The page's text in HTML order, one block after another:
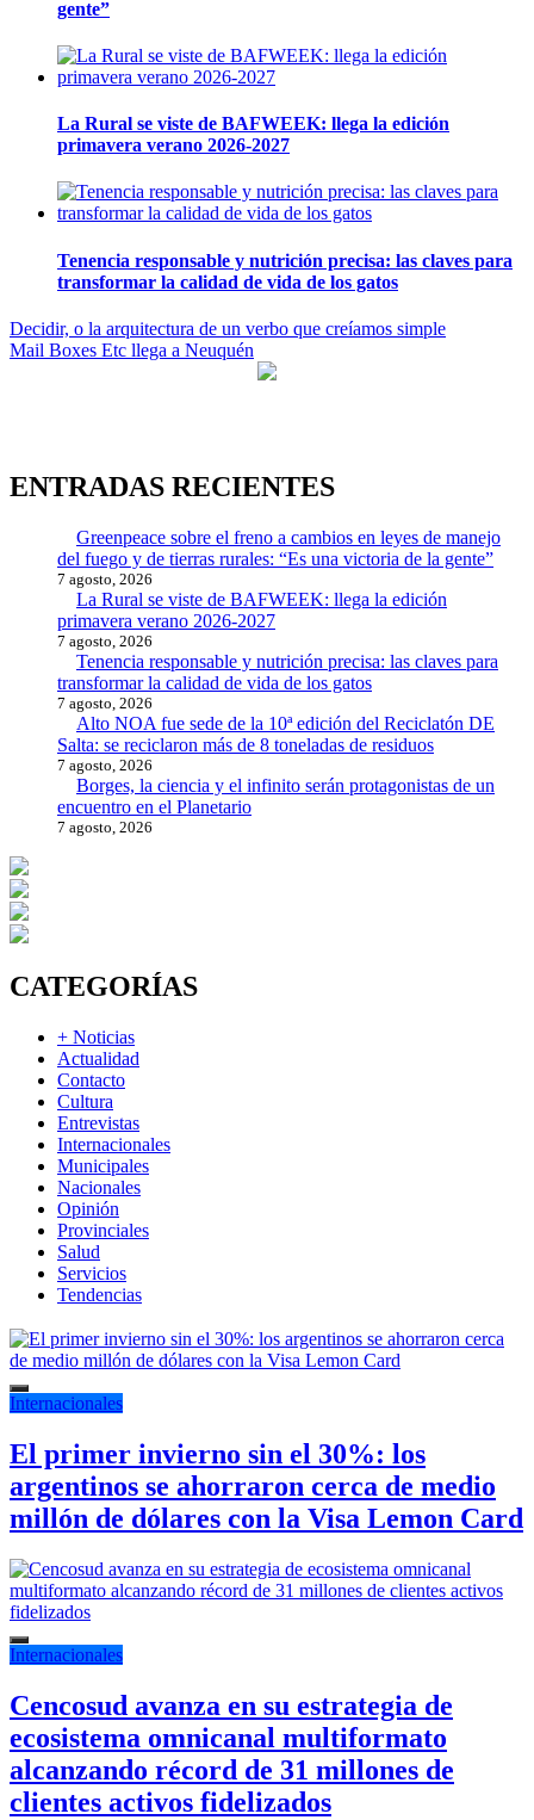
gente”
La Rural se viste de BAFWEEK: llega la edición
primavera verano 2026-2027
Tenencia responsable y nutrición precisa: las claves para
transformar la calidad de vida de los gatos
Navegación
de
Decidir, o la arquitectura de un verbo que creíamos simple
Mail Boxes Etc llega a Neuquén
ENTRADAS RECIENTES
Greenpeace sobre el freno a cambios en leyes de manejo
del fuego y de tierras rurales: “Es una victoria de la gente”
7 agosto, 2026
La Rural se viste de BAFWEEK: llega la edición
primavera verano 2026-2027
7 agosto, 2026
Tenencia responsable y nutrición precisa: las claves para
transformar la calidad de vida de los gatos
7 agosto, 2026
Alto NOA fue sede de la 10ª edición del Reciclatón DE
Salta: se reciclaron más de 8 toneladas de residuos
7 agosto, 2026
Borges, la ciencia y el infinito serán protagonistas de un
encuentro en el Planetario
7 agosto, 2026
CATEGORÍAS
+ Noticias
Actualidad
Contacto
Cultura
Entrevistas
Internacionales
Municipales
Nacionales
Opinión
Provinciales
Salud
Servicios
Tendencias
Internacionales
El primer invierno sin el 30%: los
argentinos se ahorraron cerca de medio
millón de dólares con la Visa Lemon Card
Internacionales
Cencosud avanza en su estrategia de
ecosistema omnicanal multiformato
alcanzando récord de 31 millones de
clientes activos fidelizados